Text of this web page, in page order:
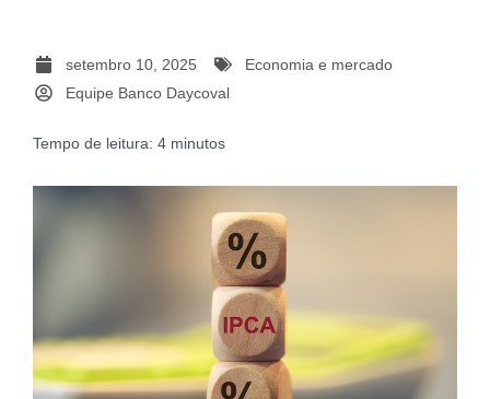
setembro 10, 2025
Economia e mercado
Equipe Banco Daycoval
Tempo de leitura: 4 minutos